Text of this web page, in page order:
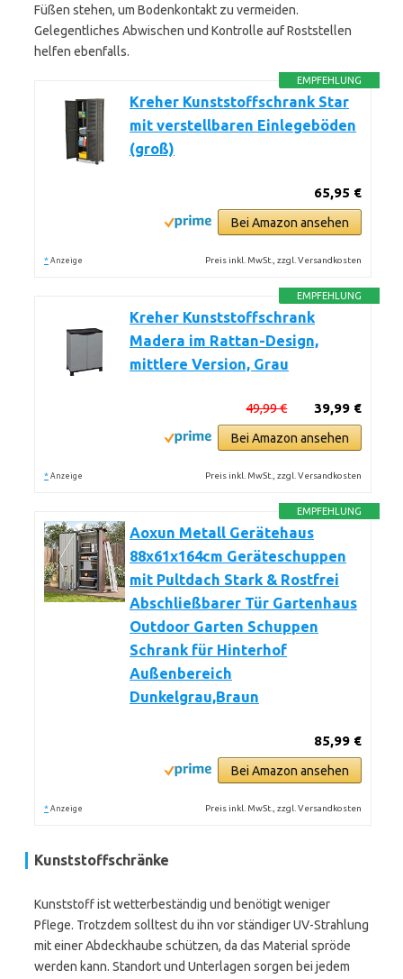
Füßen stehen, um Bodenkontakt zu vermeiden.
Gelegentliches Abwischen und Kontrolle auf Roststellen
helfen ebenfalls.
EMPFEHLUNG
Kreher Kunststoffschrank Star
mit verstellbaren Einlegeböden
(groß)
65,95 €
Bei Amazon ansehen
* Anzeige Preis inkl. MwSt., zzgl. Versandkosten
EMPFEHLUNG
Kreher Kunststoffschrank
Madera im Rattan-Design,
mittlere Version, Grau
39,99 €
49,99 €
Bei Amazon ansehen
* Anzeige Preis inkl. MwSt., zzgl. Versandkosten
EMPFEHLUNG
Aoxun Metall Gerätehaus
88x61x164cm Geräteschuppen
mit Pultdach Stark & Rostfrei
Abschließbarer Tür Gartenhaus
Outdoor Garten Schuppen
Schrank für Hinterhof
Außenbereich
Dunkelgrau,Braun
85,99 €
Bei Amazon ansehen
* Anzeige Preis inkl. MwSt., zzgl. Versandkosten
Kunststoffschränke
Kunststoff ist wetterbeständig und benötigt weniger
Pflege. Trotzdem solltest du ihn vor ständiger UV-Strahlung
mit einer Abdeckhaube schützen, da das Material spröde
werden kann. Standort und Unterlagen sorgen bei jedem